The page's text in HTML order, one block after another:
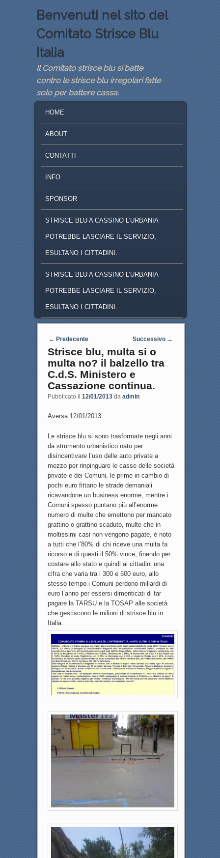
Benvenuti nel sito del
Comitato Strisce Blu
Italia
Il Comitato strisce blu si batte
contro le strisce blu irregolari fatte
solo per battere cassa.
VAI AL CONTENUTO PRINCIPALE
VAI AL CONTENUTO SECONDARIO
HOME
ABOUT
CONTATTI
INFO
SPONSOR
STRISCE BLU A CASSINO L'URBANIA
POTREBBE LASCIARE IL SERVIZIO,
ESULTANO I CITTADINI.
STRISCE BLU A CASSINO L’URBANIA
POTREBBE LASCIARE IL SERVIZIO,
ESULTANO I CITTADINI.
Navigazione articoli
← Predecente Successivo →
Strisce blu, multa si o
multa no? il balzello tra
C.d.S. Ministero e
Cassazione continua.
Pubblicato il 12/01/2013 da admin
Aversa 12/01/2013
Le strisce blu si sono trasformate negli anni
da strumento urbanistico nato per
disincentivare l’uso delle auto private a
mezzo per rinpinguare le casse delle società
private e dei Comuni, le prime in cambio di
pochi euro fittano le strade demaniali
ricavandone un business enorme, mentre i
Comuni spesso puntano più all’enorme
numero di multe che emettono per mancato
grattino o grattino scaduto, multe che in
moltissimi casi non vengono pagate, è noto
a tutti che l’80% di chi riceve una multa fa
ricorso e di questi il 50% vince, finendo per
costare allo stato e quindi ai cittadini una
cifra che varia tra i 300 e 500 euro, allo
stesso tempo i Comuni perdono miliardi di
euro l’anno per essersi dimenticati di far
pagare la TARSU e la TOSAP alle società
che gestiscono le milioni di strisce blu in
Italia.